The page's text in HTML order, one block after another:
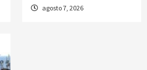
agosto 7, 2026